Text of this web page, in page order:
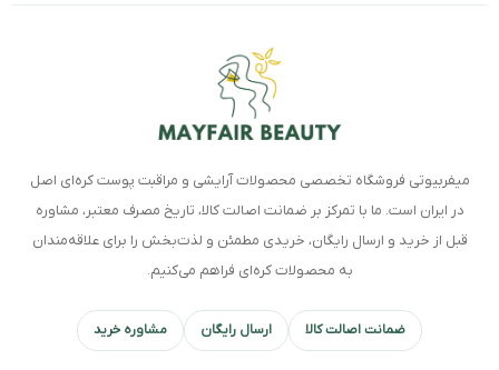
میفربیوتی فروشگاه تخصصی محصولات آرایشی و مراقبت پوست کره‌ای اصل
در ایران است. ما با تمرکز بر ضمانت اصالت کالا، تاریخ مصرف معتبر، مشاوره
قبل از خرید و ارسال رایگان، خریدی مطمئن و لذت‌بخش را برای علاقه‌مندان
به محصولات کره‌ای فراهم می‌کنیم.
ضمانت اصالت کالا ارسال رایگان مشاوره خرید